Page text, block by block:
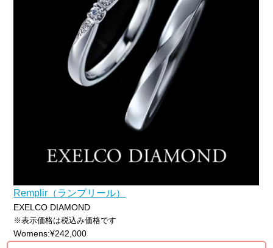
Remplir（ランプリール）
EXELCO DIAMOND
※表示価格は税込み価格です
Womens:¥242,000